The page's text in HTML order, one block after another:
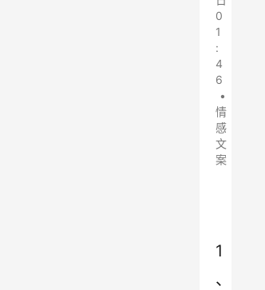
0
1
:
4
6
•
情
感
文
案
1
、